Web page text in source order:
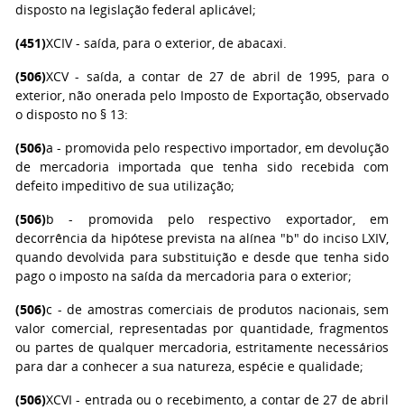
disposto na legislação federal aplicável;
(451)XCIV - saída, para o exterior, de abacaxi.
(506)XCV - saída, a contar de 27 de abril de 1995, para o
exterior, não onerada pelo Imposto de Exportação, observado
o disposto no § 13:
(506)a - promovida pelo respectivo importador, em devolução
de mercadoria importada que tenha sido recebida com
defeito impeditivo de sua utilização;
(506)b - promovida pelo respectivo exportador, em
decorrência da hipótese prevista na alínea "b" do inciso LXIV,
quando devolvida para substituição e desde que tenha sido
pago o imposto na saída da mercadoria para o exterior;
(506)c - de amostras comerciais de produtos nacionais, sem
valor comercial, representadas por quantidade, fragmentos
ou partes de qualquer mercadoria, estritamente necessários
para dar a conhecer a sua natureza, espécie e qualidade;
(506)XCVI - entrada ou o recebimento, a contar de 27 de abril